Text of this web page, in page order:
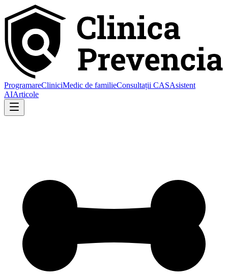
ProgramareCliniciMedic de familieConsultații CASAsistent
AIArticole